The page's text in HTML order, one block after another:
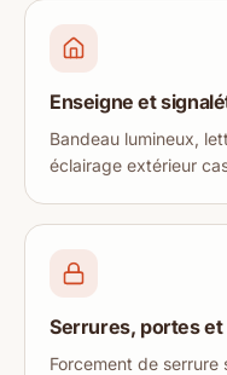
Enseigne et
Bandeau lumineux,
éclairage extérieur
Serrures, portes
Forcement de serrure